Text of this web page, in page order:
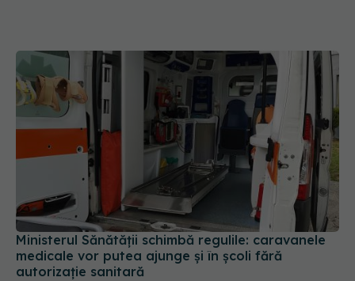
Ministerul Sănătății schimbă regulile: caravanele
medicale vor putea ajunge și în școli fără
autorizație sanitară